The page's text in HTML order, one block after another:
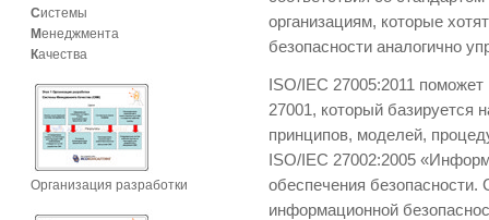
организациям, которые
безопасности аналогично
ISO/IEC 27005:2011
27001, который базируется
принципов, моделей,
ISO/IEC 27002:2005
обеспечения
информационной
Системы
Менеджмента
Качества
Организация разработки